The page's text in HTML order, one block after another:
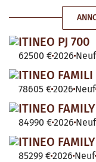
ITINEO PJ 700
62500 €2026 Neuf
ITINEO FAMILI
78605 €2026 Neuf
ITINEO
84990 €2026 Neuf
ITINEO
85299 €2026 Neuf